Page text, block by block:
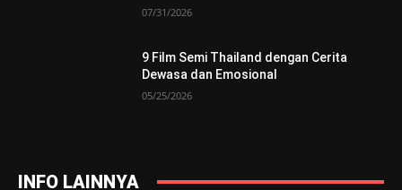
07/31/2026
9 Film Semi Thailand dengan Cerita
Dewasa dan Emosional
05/25/2026
INFO LAINNYA